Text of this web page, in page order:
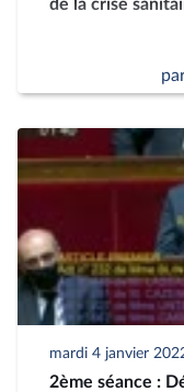
de la crise
mardi 4 janvier
2ème séance :